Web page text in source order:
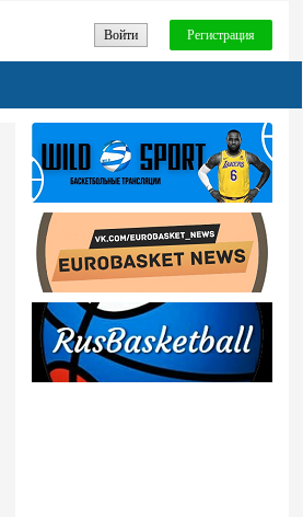
Войти Регистрация